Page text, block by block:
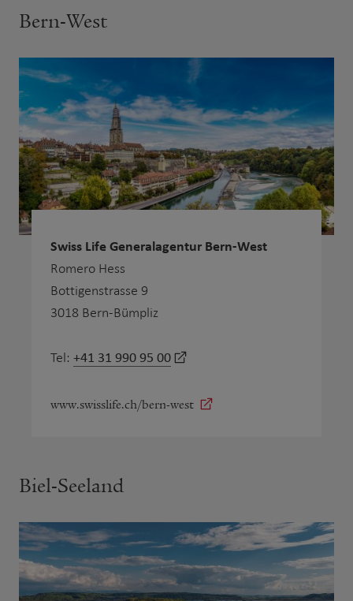
Bern-West
Swiss Life Generalagentur Bern-West
Romero Hess
Bottigenstrasse 9
3018 Bern-Bümpliz
Tel: +41 31 990 95 00
www.swisslife.ch/bern-west
Biel-Seeland